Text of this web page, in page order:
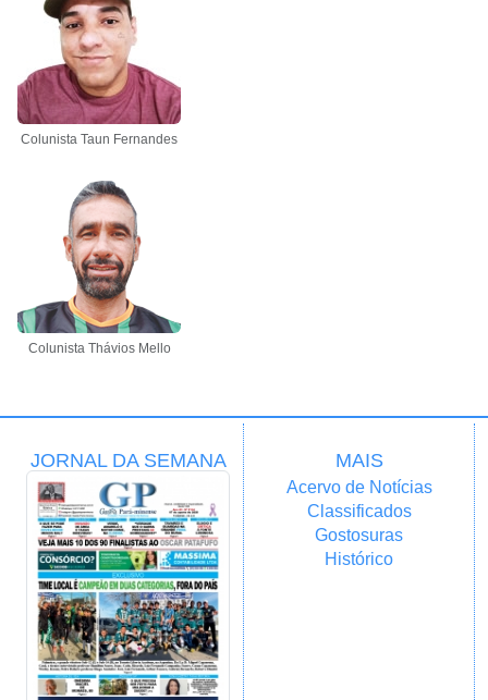
Colunista Taun Fernandes
Colunista Thávios Mello
JORNAL DA SEMANA MAIS
Acervo de Notícias
Classificados
Gostosuras
Histórico